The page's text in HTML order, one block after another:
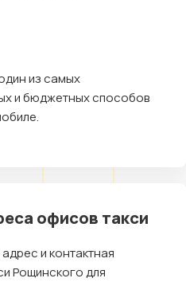
из самых
и бюджетных способов
офисов такси
и контактная
Рощинского для